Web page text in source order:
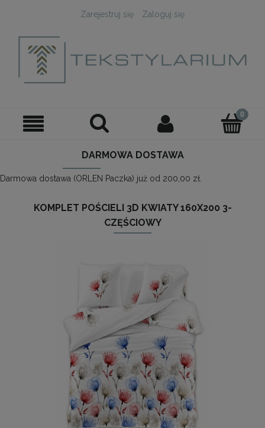
Zarejestruj się Zaloguj się
DARMOWA DOSTAWA
Darmowa dostawa (ORLEN Paczka) już od 200,00 zł.
KOMPLET POŚCIELI 3D KWIATY 160X200 3-
CZĘŚCIOWY